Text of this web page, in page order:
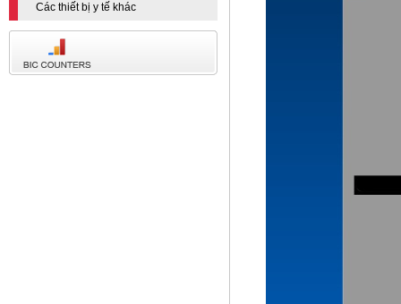
Các thiết bị y tế khác